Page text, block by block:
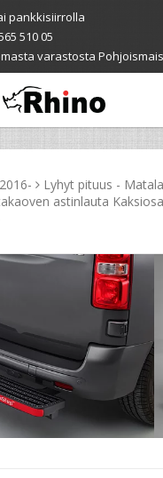
pankkisiirrolla
510 05
varastosta
Lyhyt pituus -
astinlauta